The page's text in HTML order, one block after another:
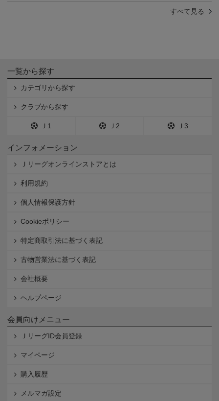
すべて見る
一覧から探す
カテゴリから探す
クラブから探す
Ｊ1 Ｊ2 Ｊ3
インフォメーション
Ｊリーグオンラインストアとは
利用規約
個人情報保護方針
Cookieポリシー
特定商取引法に基づく表記
古物営業法に基づく表記
会社概要
ヘルプページ
会員向けメニュー
ＪリーグID会員登録
マイページ
購入履歴
メルマガ設定